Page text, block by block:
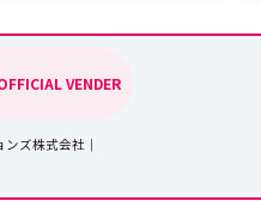
VENDER
ズ株式会社｜